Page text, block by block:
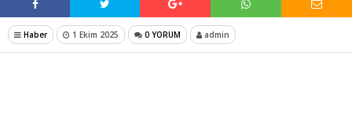
Haber 1 Ekim 2025 0 YORUM admin